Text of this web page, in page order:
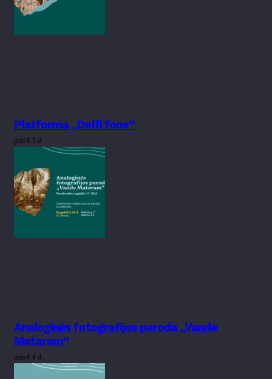
Platforma „Delfi fone“
prieš 3 d.
Analoginės fotografijos paroda „Vande
Mataram“
prieš 4 d.